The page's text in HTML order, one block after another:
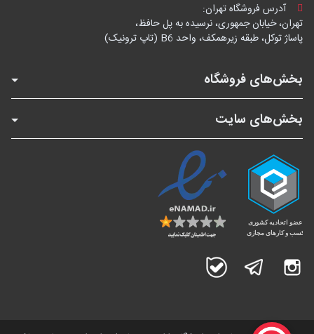
آدرس فروشگاه تهران:
تهران، خیابان جمهوری، نرسیده به پل حافظ،
پاساژ توکل، طبقه زیرهمکف، واحد B6 (تاپ ترونیک)
بخش‌های فروشگاه
بخش‌های سایت
اینستاگرام تلگرام